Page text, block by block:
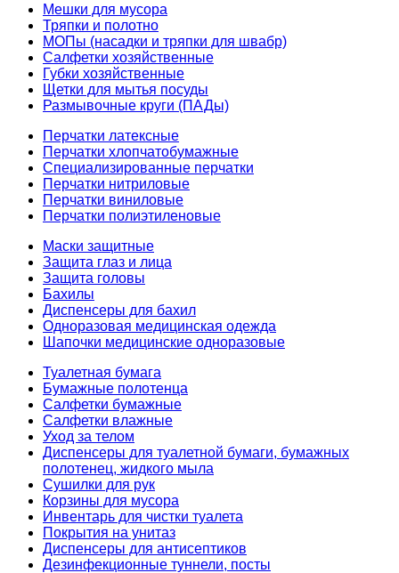
Мешки для мусора
Тряпки и полотно
МОПы (насадки и тряпки для швабр)
Салфетки хозяйственные
Губки хозяйственные
Щетки для мытья посуды
Размывочные круги (ПАДы)
Перчатки латексные
Перчатки хлопчатобумажные
Специализированные перчатки
Перчатки нитриловые
Перчатки виниловые
Перчатки полиэтиленовые
Маски защитные
Защита глаз и лица
Защита головы
Бахилы
Диспенсеры для бахил
Одноразовая медицинская одежда
Шапочки медицинские одноразовые
Туалетная бумага
Бумажные полотенца
Салфетки бумажные
Салфетки влажные
Уход за телом
Диспенсеры для туалетной бумаги, бумажных
полотенец, жидкого мыла
Сушилки для рук
Корзины для мусора
Инвентарь для чистки туалета
Покрытия на унитаз
Диспенсеры для антисептиков
Дезинфекционные туннели, посты